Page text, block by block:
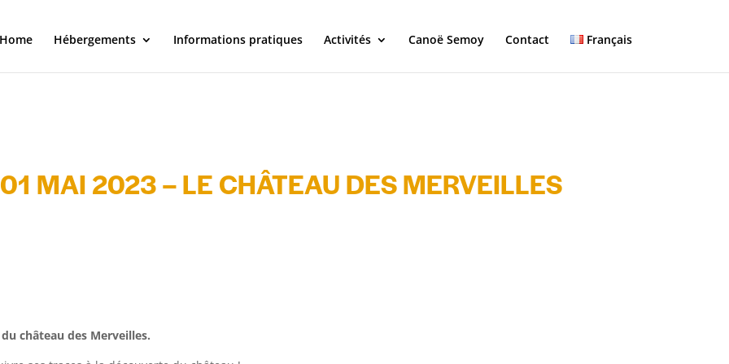
Home Hébergements Informations pratiques Activités Canoë Semoy Contact Français
MAI 2023 – LE CHÂTEAU DES MERVEILLES
château des Merveilles.